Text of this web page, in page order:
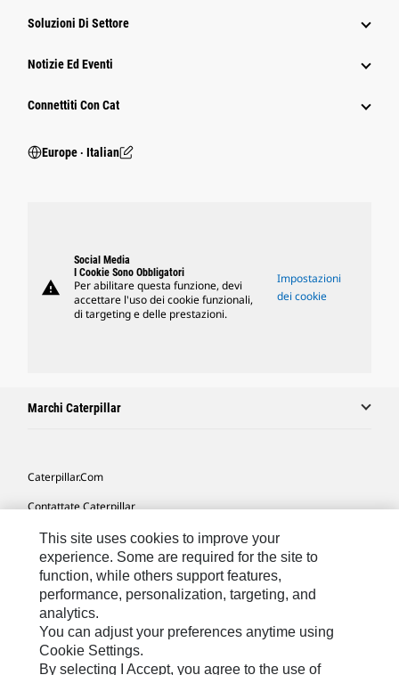
Soluzioni Di Settore
Notizie Ed Eventi
Connettiti Con Cat
Europe ‧ Italian
warning
Social Media
I Cookie Sono Obbligatori
Per abilitare questa funzione, devi
accettare l'uso dei cookie funzionali,
di targeting e delle prestazioni.
Impostazioni
dei cookie
Marchi Caterpillar
Caterpillar.com
Contattate Caterpillar
Le Mie Preferenze Di Marketing
Mappa Del Sito
Cookie Settings
Informazioni Legali
Tutela Della Privacy
This site uses cookies to improve your
experience. Some are required for the site to
function, while others support features,
performance, personalization, targeting, and
analytics.
You can adjust your preferences anytime using
Cookie Settings.
By selecting I Accept, you agree to the use of